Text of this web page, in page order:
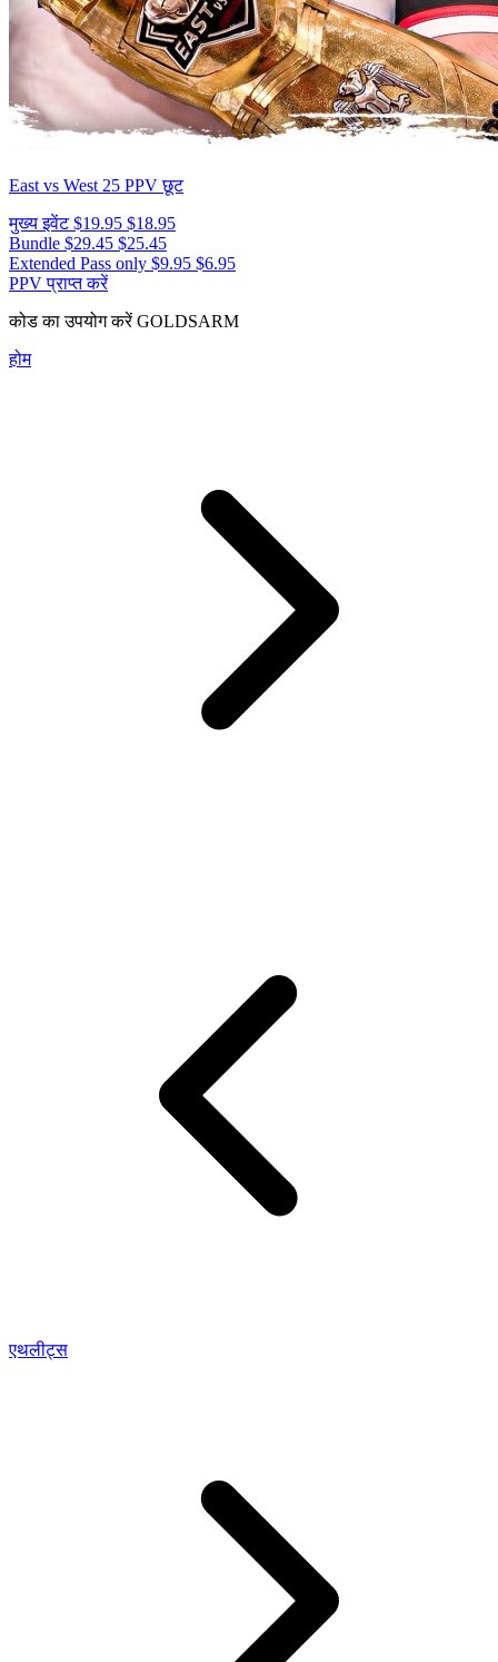
East vs West 25 PPV छूट
मुख्य इवेंट$19.95 $18.95
Bundle $29.45 $25.45
Extended Pass only $9.95 $6.95
PPV प्राप्त करें
कोड का उपयोग करेंGOLDSARM
होम
एथलीट्स